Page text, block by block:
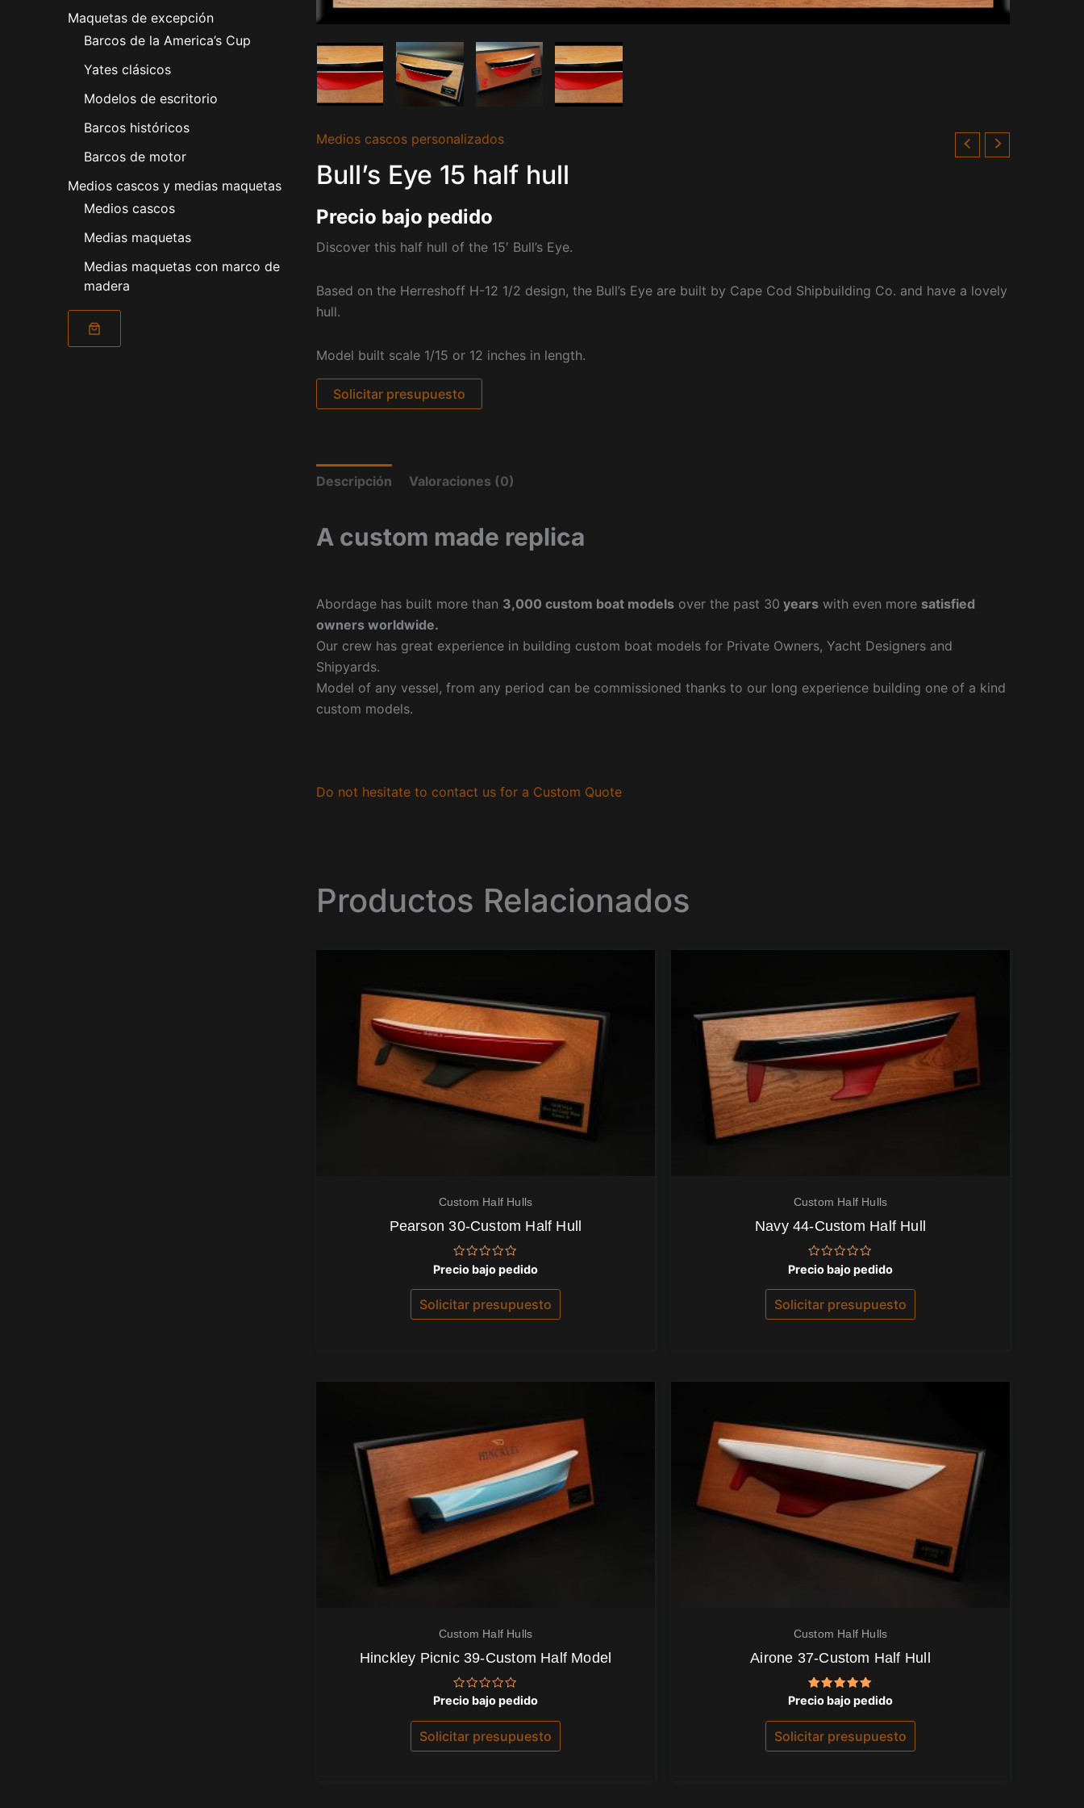
Maquetas de excepción
Barcos de la America’s Cup
Yates clásicos
Modelos de escritorio
Barcos históricos
Barcos de motor
Medios cascos y medias maquetas
Medios cascos
Medias maquetas
Medias maquetas con marco de
madera
Medios cascos personalizados
Bull’s Eye 15 half hull
Precio bajo pedido
Discover this half hull of the 15′ Bull’s Eye.
Based on the Herreshoff H-12 1/2 design, the Bull’s Eye are built by Cape Cod Shipbuilding Co. and have a lovely
hull.
Model built scale 1/15 or 12 inches in length.
Solicitar presupuesto
Descripción Valoraciones (0)
A custom made replica
Abordage has built more than 3,000 custom boat models over the past 30 years with even more satisfied
owners worldwide.
Our crew has great experience in building custom boat models for Private Owners, Yacht Designers and
Shipyards.
Model of any vessel, from any period can be commissioned thanks to our long experience building one of a kind
custom models.
Do not hesitate to contact us for a Custom Quote
Productos Relacionados
Custom Half Hulls
Pearson 30-Custom Half Hull
Valorado
con
0
de
5
Precio bajo pedido
Solicitar presupuesto
Custom Half Hulls
Navy 44-Custom Half Hull
Valorado
con
0
de
5
Precio bajo pedido
Solicitar presupuesto
Custom Half Hulls
Hinckley Picnic 39-Custom Half Model
Valorado
con
0
de
5
Precio bajo pedido
Solicitar presupuesto
Custom Half Hulls
Airone 37-Custom Half Hull
Valorado
con
5.00
Precio bajo pedido
Solicitar presupuesto